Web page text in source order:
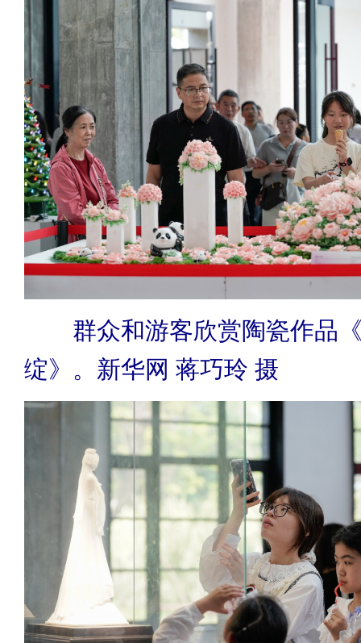
群众和游客欣赏陶瓷作品
绽》。新华网 蒋巧玲 摄